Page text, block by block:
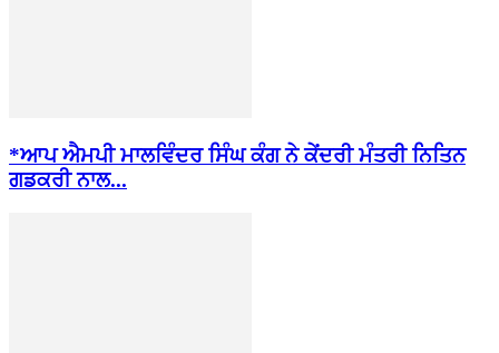
*ਆਪ ਐਮਪੀ ਮਾਲਵਿੰਦਰ ਸਿੰਘ ਕੰਗ ਨੇ ਕੇਂਦਰੀ ਮੰਤਰੀ ਨਿਤਿਨ
ਗਡਕਰੀ ਨਾਲ...